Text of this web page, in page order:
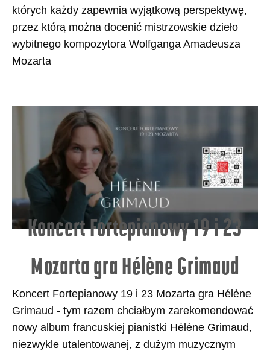
których każdy zapewnia wyjątkową perspektywę,
przez którą można docenić mistrzowskie dzieło
wybitnego kompozytora Wolfganga Amadeusza
Mozarta
Koncert Fortepianowy 19 i 23
Mozarta gra Hélène Grimaud
Koncert Fortepianowy 19 i 23 Mozarta gra Hélène
Grimaud - tym razem chciałbym zarekomendować
nowy album francuskiej pianistki Hélène Grimaud,
niezwykle utalentowanej, z dużym muzycznym